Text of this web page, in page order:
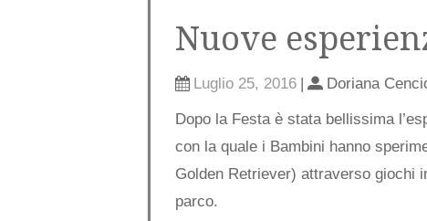
Nuove
Luglio 25, 2016 | Doriana
Dopo la Festa è stata bellissima
con la quale i Bambini hanno
Golden Retriever) attraverso giochi
parco.